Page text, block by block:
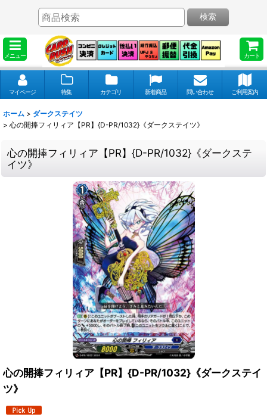
メニュー カート
検索
マイページ 特集 カテゴリ 新着商品 問い合わせ ご利用案内
ホーム > ダークステイツ
> 心の開捧フィリィア【PR】{D-PR/1032}《ダークステイツ》
心の開捧フィリィア【PR】{D-PR/1032}《ダークステ
イツ》
心の開捧フィリィア【PR】{D-PR/1032}《ダークステイ
ツ》